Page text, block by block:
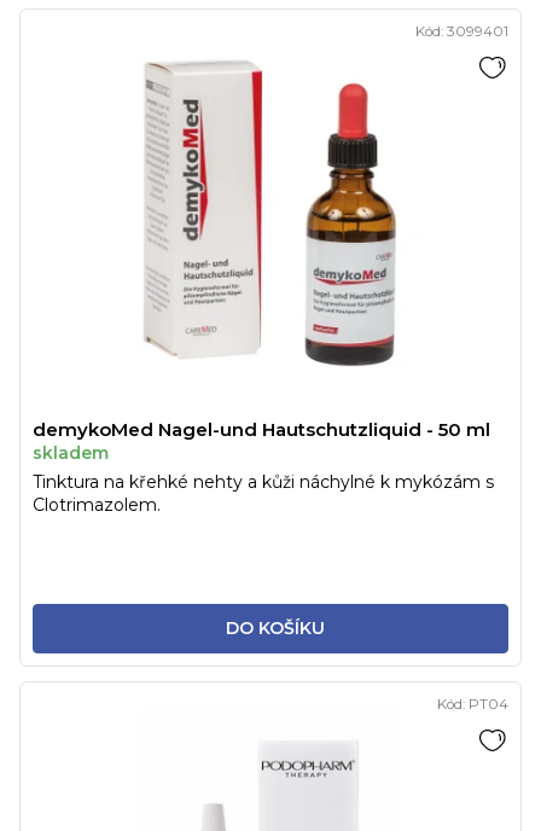
demykoMed Nagel-und Hautschutzliquid - 50 ml
skladem
DO KOŠÍKU
Tinktura na křehké nehty a kůži náchylné k mykózám s
Clotrimazolem.
Kód: 3099401
Kód: PT04